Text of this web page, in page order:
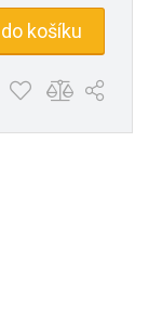
košíku